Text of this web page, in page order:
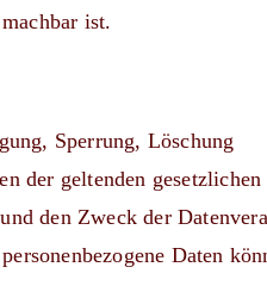
ist.
Sperrung, Löschung
der geltenden
den Zweck der
Daten